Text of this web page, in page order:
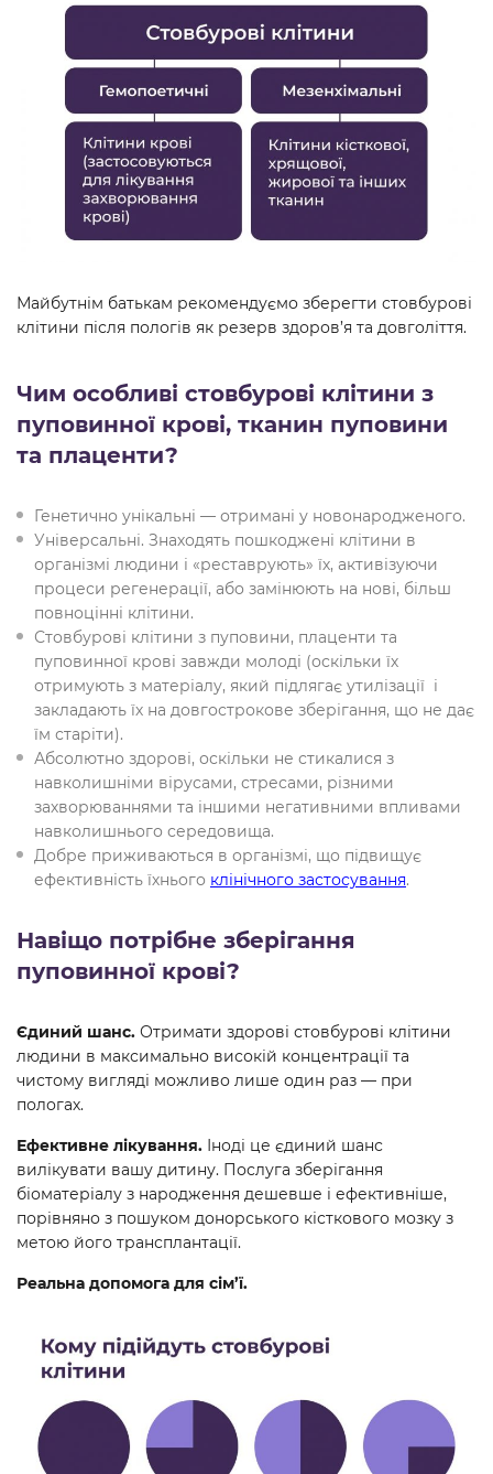
Майбутнім батькам рекомендуємо зберегти стовбурові
клітини після пологів як резерв здоров’я та довголіття.
Чим особливі стовбурові клітини з
пуповинної крові, тканин пуповини
та плаценти?
Генетично унікальні — отримані у новонародженого.
Універсальні. Знаходять пошкоджені клітини в
організмі людини і «реставрують» їх, активізуючи
процеси регенерації, або замінюють на нові, більш
повноцінні клітини.
Стовбурові клітини з пуповини, плаценти та
пуповинної крові завжди молоді (оскільки їх
отримують з матеріалу, який підлягає утилізації і
закладають їх на довгострокове зберігання, що не дає
їм старіти).
Абсолютно здорові, оскільки не стикалися з
навколишніми вірусами, стресами, різними
захворюваннями та іншими негативними впливами
навколишнього середовища.
Добре приживаються в організмі, що підвищує
ефективність їхнього клінічного застосування.
Навіщо потрібне зберігання
пуповинної крові?
Єдиний шанс. Отримати здорові стовбурові клітини
людини в максимально високій концентрації та
чистому вигляді можливо лише один раз — при
пологах.
Ефективне лікування. Іноді це єдиний шанс
вилікувати вашу дитину. Послуга зберігання
біоматеріалу з народження дешевше і ефективніше,
порівняно з пошуком донорського кісткового мозку з
метою його трансплантації.
Реальна допомога для сім’ї.